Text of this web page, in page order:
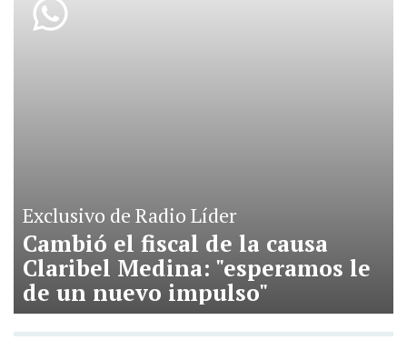
Exclusivo de Radio Líder
Cambió el fiscal de la causa
Claribel Medina: "esperamos le
de un nuevo impulso"